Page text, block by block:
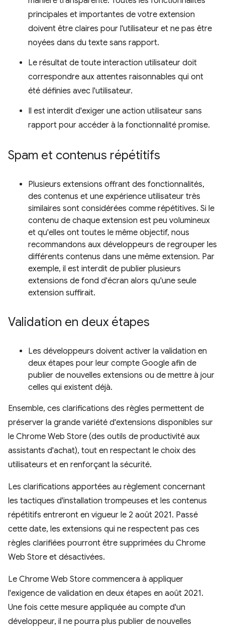
principales et importantes de votre extension
doivent être claires pour l'utilisateur et ne pas être
noyées dans du texte sans rapport.
Le résultat de toute interaction utilisateur doit
correspondre aux attentes raisonnables qui ont
été définies avec l'utilisateur.
Il est interdit d'exiger une action utilisateur sans
rapport pour accéder à la fonctionnalité promise.
Spam et contenus répétitifs
Plusieurs extensions offrant des fonctionnalités,
des contenus et une expérience utilisateur très
similaires sont considérées comme répétitives. Si le
contenu de chaque extension est peu volumineux
et qu'elles ont toutes le même objectif, nous
recommandons aux développeurs de regrouper les
différents contenus dans une même extension. Par
exemple, il est interdit de publier plusieurs
extensions de fond d'écran alors qu'une seule
extension suffirait.
Validation en deux étapes
Les développeurs doivent activer la validation en
deux étapes pour leur compte Google afin de
publier de nouvelles extensions ou de mettre à jour
celles qui existent déjà.
Ensemble, ces clarifications des règles permettent de
préserver la grande variété d'extensions disponibles sur
le Chrome Web Store (des outils de productivité aux
assistants d'achat), tout en respectant le choix des
utilisateurs et en renforçant la sécurité.
Les clarifications apportées au règlement concernant
les tactiques d'installation trompeuses et les contenus
répétitifs entreront en vigueur le 2 août 2021. Passé
cette date, les extensions qui ne respectent pas ces
règles clarifiées pourront être supprimées du Chrome
Web Store et désactivées.
Le Chrome Web Store commencera à appliquer
l'exigence de validation en deux étapes en août 2021.
Une fois cette mesure appliquée au compte d'un
développeur, il ne pourra plus publier de nouvelles